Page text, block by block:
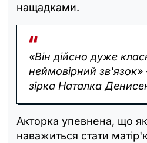
нащадками.
«Він дійсно дуже
неймовірний
зірка Наталка
Акторка упевнена, що
наважиться стати